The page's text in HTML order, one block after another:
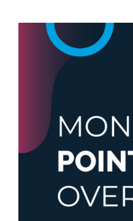
RÉSERVER